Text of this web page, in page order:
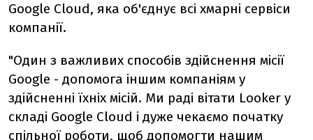
Google Cloud, яка об'єднує всі хмарні сервіси
компанії.
"Один з важливих способів здійснення місії
Google - допомога іншим компаніям у
здійсненні їхніх місій. Ми раді вітати Looker у
складі Google Cloud і дуже чекаємо початку
спільної роботи, щоб допомогти нашим